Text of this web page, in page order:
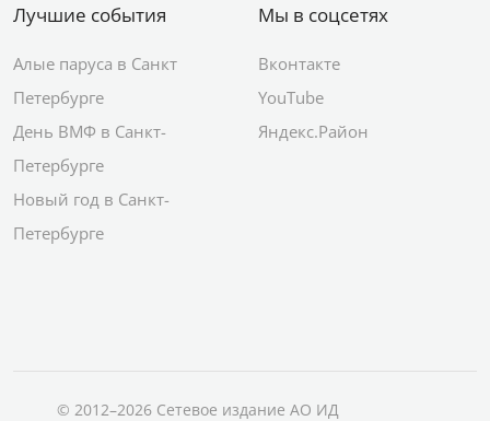
Лучшие события
Алые паруса в Санкт
Петербурге
День ВМФ в Санкт-
Петербурге
Новый год в Санкт-
Петербурге
Мы в соцсетях
Вконтакте
YouTube
Яндекс.Район
© 2012–2026 Сетевое издание АО ИД